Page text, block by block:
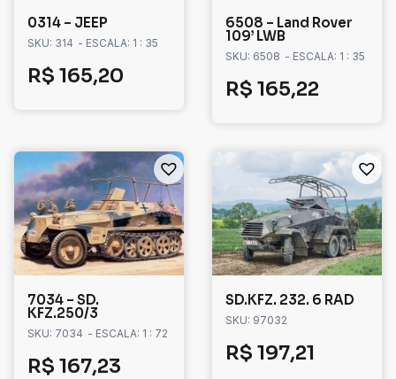
0314 – JEEP
SKU: 314 - ESCALA: 1 : 35
R$ 165,20
6508 – Land Rover
109’ LWB
SKU: 6508 - ESCALA: 1 : 35
R$ 165,22
7034 – SD.
KFZ.250/3
SKU: 7034 - ESCALA: 1 : 72
R$ 167,23
SD.KFZ. 232. 6 RAD
SKU: 97032
R$ 197,21